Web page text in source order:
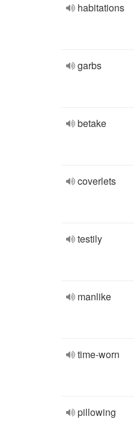
habitations
garbs
betake
coverlets
testily
manlike
time-worn
pillowing